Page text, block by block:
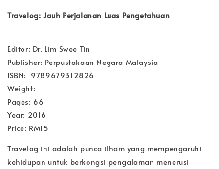
Travelog: Jauh Perjalanan Luas Pengetahuan
Editor: Dr. Lim Swee Tin
Publisher: Perpustakaan Negara Malaysia
ISBN: 9789679312826
Weight:
Pages: 66
Year: 2016
Price: RM15
Travelog ini adalah punca ilham yang mempengaruhi
kehidupan untuk berkongsi pengalaman menerusi